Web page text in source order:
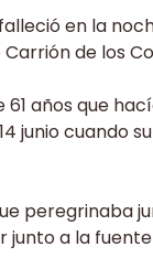
en la
de los
años que
junio cuando
peregrinaba
a la